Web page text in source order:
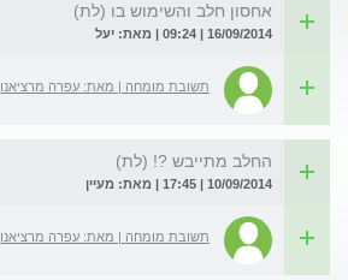
אחסון חלב והשימוש בו (לת)
16/09/2014 | 09:24 | מאת: יעל
תשובת מומחה | מאת: עפרה מרציאנו
החלב מתייבש ?! (לת)
10/09/2014 | 17:45 | מאת: מעיין
תשובת מומחה | מאת: עפרה מרציאנו